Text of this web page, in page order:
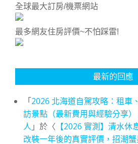
全球最大訂房/機票網站
最多網友住房評價~不怕踩雷!
最新的回應
「2026 北海道自駕攻略：租車
訪景點（最新費用與經驗分享
人 」於〈 【2026 實測】清水休
改裝一年後的真實評價，招潮